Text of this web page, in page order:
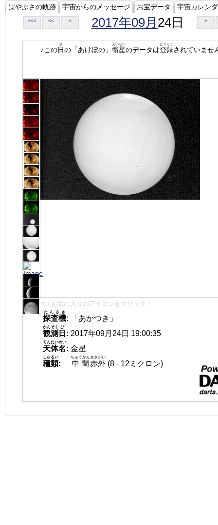
はやぶさの軌跡 宇宙からのメッセージ お宝データ 宇宙カレン
<<< << < 2017年09月 24日 >
♪この日
ひ
の「あけぼの」 衛星
えいせい
のデータは登録
とうろく
されていませ
👈 お気に入りのアイコンをクリック！
探査機
たんさき
:
「あかつき」
観測
かんそく
日
び
: 2017年09月24日 19:00:35
天体名
てんたいめい
: 金星
種類
しゅるい
: 中間
ちゅうかん
赤外
せきがい
(8 - 12ミクロン)